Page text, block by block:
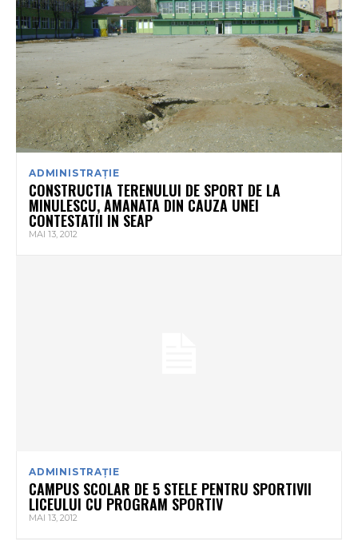
ADMINISTRAȚIE
CONSTRUCTIA TERENULUI DE SPORT DE LA
MINULESCU, AMANATA DIN CAUZA UNEI
CONTESTATII IN SEAP
MAI 13, 2012
ADMINISTRAȚIE
CAMPUS SCOLAR DE 5 STELE PENTRU SPORTIVII
LICEULUI CU PROGRAM SPORTIV
MAI 13, 2012